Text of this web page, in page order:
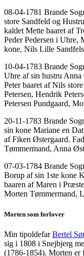
08-04-1781 Brande
store Sandfeld og
kaldet Mette baaret af
Peder Pedersen i Uhre,
kone, Nils Lille
10-04-1783 Brande
Uhre af sin hustru
Peter baaret af Nils
Petersen, Hendrik
Petersen Pundgaard,
20-11-1783 Brande
sin kone Mariane en
af Fiken Østergaard.
Tømmermand, Anna
07-03-1784 Brande
Borup af sin 1ste kone
baaren af Maren i
Morten Tømmermand,
Morten som forlover
Min tipoldefarBertel
sig i 1808 i Snejbjerg
(1786-1854). Morten er